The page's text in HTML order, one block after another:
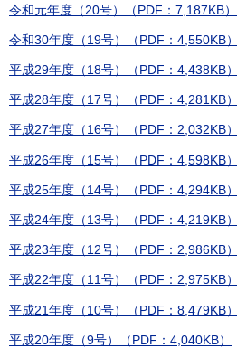
令和元年度（20号）（PDF：7,187KB）
令和30年度（19号）（PDF：4,550KB）
平成29年度（18号）（PDF：4,438KB）
平成28年度（17号）（PDF：4,281KB）
平成27年度（16号）（PDF：2,032KB）
平成26年度（15号）（PDF：4,598KB）
平成25年度（14号）（PDF：4,294KB）
平成24年度（13号）（PDF：4,219KB）
平成23年度（12号）（PDF：2,986KB）
平成22年度（11号）（PDF：2,975KB）
平成21年度（10号）（PDF：8,479KB）
平成20年度（9号）（PDF：4,040KB）